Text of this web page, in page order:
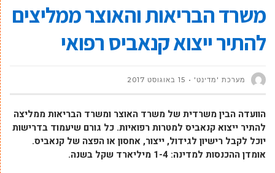
משרד הבריאות והאוצר ממליצים
להתיר ייצוא קנאביס רפואי
מערכת 'מדינט' 15 באוגוסט 2017
הוועדה הבין משרדית של משרד האוצר ומשרד הבריאות ממליצה
להתיר ייצוא קנאביס למטרות רפואיות. כל גורם שיעמוד בדרישות
יוכל לקבל רישיון לגידול, ייצור, אחסון או הפצה של קנאביס.
אומדן ההכנסות למדינה: 1-4 מיליארד שקל בשנה.